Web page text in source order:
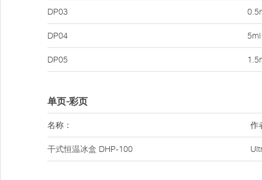
DP03
DP04
DP05
单页-彩页
名称： 作
干式恒温冰盒 DHP-100